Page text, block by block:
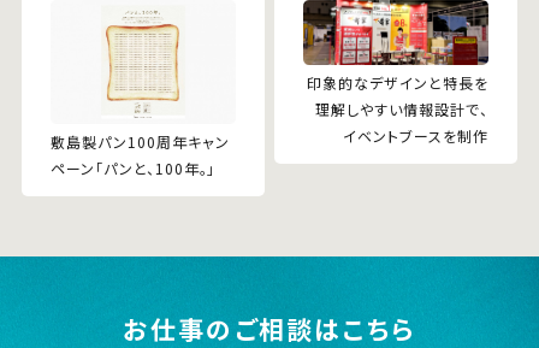
敷島製パン100周年キャン
ペーン「パンと、100年。」
印象的なデザインと特長を
理解しやすい情報設計で、
イベントブースを制作
お仕事のご相談はこちら